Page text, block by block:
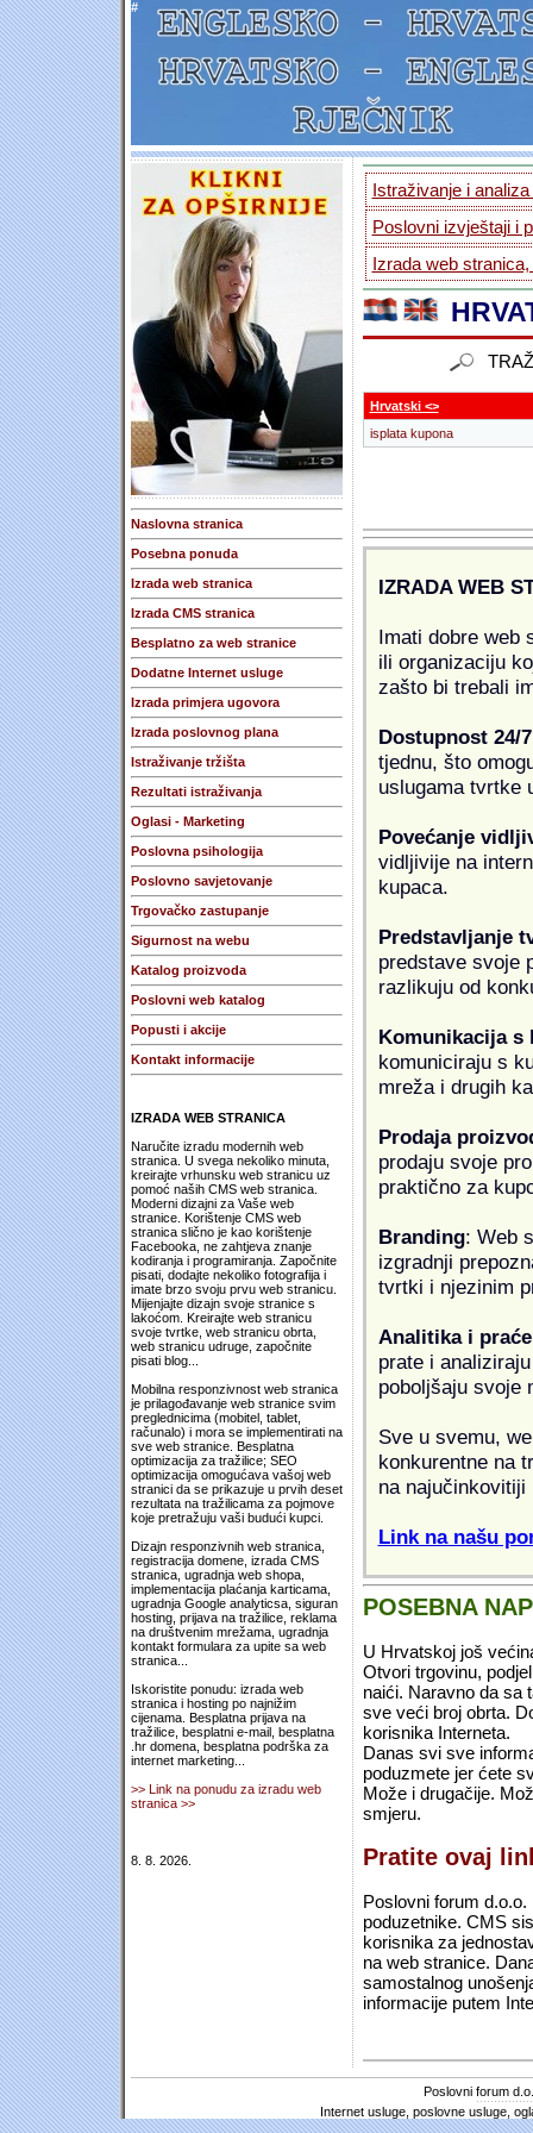
#
Naslovna stranica
Posebna ponuda
Izrada web stranica
Izrada CMS stranica
Besplatno za web stranice
Dodatne Internet usluge
Izrada primjera ugovora
Izrada poslovnog plana
Istraživanje tržišta
Rezultati istraživanja
Oglasi - Marketing
Poslovna psihologija
Poslovno savjetovanje
Trgovačko zastupanje
Sigurnost na webu
Katalog proizvoda
Poslovni web katalog
Popusti i akcije
Kontakt informacije
IZRADA WEB STRANICA
Naručite izradu modernih web
stranica. U svega nekoliko minuta,
kreirajte vrhunsku web stranicu uz
pomoć naših CMS web stranica.
Moderni dizajni za Vaše web
stranice. Korištenje CMS web
stranica slično je kao korištenje
Facebooka, ne zahtjeva znanje
kodiranja i programiranja. Započnite
pisati, dodajte nekoliko fotografija i
imate brzo svoju prvu web stranicu.
Mijenjajte dizajn svoje stranice s
lakoćom. Kreirajte web stranicu
svoje tvrtke, web stranicu obrta,
web stranicu udruge, započnite
pisati blog...
Mobilna responzivnost web stranica
je prilagođavanje web stranice svim
preglednicima (mobitel, tablet,
računalo) i mora se implementirati na
sve web stranice. Besplatna
optimizacija za tražilice; SEO
optimizacija omogućava vašoj web
stranici da se prikazuje u prvih deset
rezultata na tražilicama za pojmove
koje pretražuju vaši budući kupci.
Dizajn responzivnih web stranica,
registracija domene, izrada CMS
stranica, ugradnja web shopa,
implementacija plaćanja karticama,
ugradnja Google analyticsa, siguran
hosting, prijava na tražilice, reklama
na društvenim mrežama, ugradnja
kontakt formulara za upite sa web
stranica...
Iskoristite ponudu: izrada web
stranica i hosting po najnižim
cijenama. Besplatna prijava na
tražilice, besplatni e-mail, besplatna
.hr domena, besplatna podrška za
internet marketing...
>> Link na ponudu za izradu web
stranica >>
8. 8. 2026.
Istraživanje i
Poslovni izvještaji i
Izrada web
Hrvatski <>
isplata kupona
IZRADA WEB
Imati dobre web
ili organizaciju
zašto bi trebali
Dostupnost 24/7
tjednu, što
uslugama tvrtke
Povećanje
vidljivije na
kupaca.
Predstavljanje
predstave svoje
razlikuju od
Komunikacija s
komuniciraju s
mreža i drugih
Prodaja
prodaju svoje
praktično za
Branding: Web
izgradnji
tvrtki i njezinim
Analitika i
prate i
poboljšaju svoje
Sve u svemu,
konkurentne na
na najučinkovitiji
Link na našu
POSEBNA
U Hrvatskoj još
Otvori trgovinu,
naići. Naravno da sa
sve veći broj obrta.
korisnika Interneta.
Danas svi sve
poduzmete jer ćete
Može i drugačije.
smjeru.
Pratite ovaj
Poslovni forum
poduzetnike. CMS
korisnika za
na web stranice.
samostalnog
informacije putem
Poslovni forum
Internet usluge, poslovne usluge,